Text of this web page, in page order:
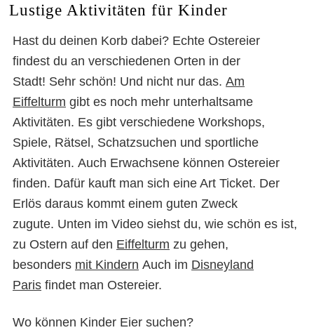
Lustige Aktivitäten für Kinder
Hast du deinen Korb dabei? Echte Ostereier
findest du an verschiedenen Orten in der
Stadt! Sehr schön! Und nicht nur das. Am
Eiffelturm gibt es noch mehr unterhaltsame
Aktivitäten. Es gibt verschiedene Workshops,
Spiele, Rätsel, Schatzsuchen und sportliche
Aktivitäten. Auch Erwachsene können Ostereier
finden. Dafür kauft man sich eine Art Ticket. Der
Erlös daraus kommt einem guten Zweck
zugute. Unten im Video siehst du, wie schön es ist,
zu Ostern auf den Eiffelturm zu gehen,
besonders mit Kindern Auch im Disneyland
Paris findet man Ostereier.
Wo können Kinder Eier suchen?